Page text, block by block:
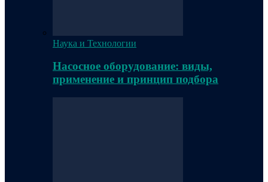
Наука и Технологии
Насосное оборудование: виды,
применение и принцип подбора